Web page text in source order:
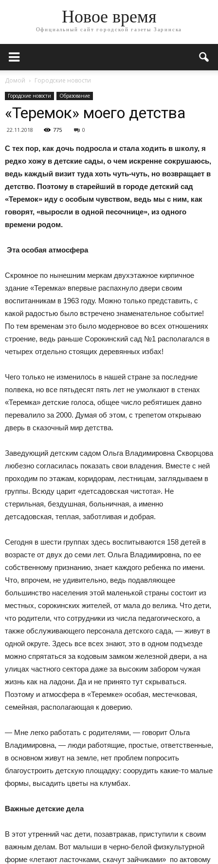
Новое время
Официальный сайт городской газеты Заринска
Домой Городские новости
Городские новости Образование
«Теремок» моего детства
22.11.2018 775 0
С тех пор, как дочь подросла и стала ходить в школу, я
редко хожу в детские сады, о чем искренне сокрушаюсь,
ведь каждый визит туда хоть чуть-чуть, но возвращает в
детство. Поэтому в старейший в городе детский сад
«Теремок» иду с особым чувством, ведь мы с ним, как
говорят, «выросли в одной песочнице», из одного
времени родом.
Эта особая атмосфера
Скромное по нынешним меркам двухэтажное кирпичное
здание «Теремка» впервые распахнуло двери своим
воспитанникам в 1963 году. Можно только представить, с
какой радостью было встречено знаменательное событие!
По тем временам это было модерновое во всех отношениях
строение, ведь раньше Сорокинский сад №1 располагался в
четырех отдельно стоящих деревянных избах!
Чего только не изменилось в нашей стране за последние
полвека, но все пятьдесят пять лет не умолкают в стенах
«Теремка» детские голоса, общее число ребятишек давно
перевалило за 2000. Думая об этом, с трепетом открываю
дверь в сказочный мир детства.
Заведующий детским садом Ольга Владимировна Скворцова
любезно согласилась показать свои владения. Вместе с ней
проходим по этажам, коридорам, лестницам, заглядываем в
группы. Всюду царит «детсадовская чистота». Не
стерильная, бездушная, больничная, а именно
детсадовская, теплая, заботливая и добрая.
Сегодня в шести группах здесь воспитываются 158 детей в
возрасте от двух до семи лет. Ольга Владимировна, по ее
собственному признанию, знает каждого ребенка по имени.
Что, впрочем, не удивительно, ведь подавляющее
большинство населения этой маленькой страны состоит из
местных, сорокинских жителей, от мала до велика. Что дети,
что родители, что сотрудники из числа педагогического, а
также обслуживающего персонала детского сада, — живут в
одной округе. Здесь все всех знают, это в одном подъезде
можно спрятаться за кодовым замком железной двери, а на
улицах частного сектора даже за высоким забором чужая
жизнь как на ладони. Да и не принято тут скрываться.
Поэтому и атмосфера в «Теремке» особая, местечковая,
семейная, располагающая к доверию.
— Мне легко работать с родителями, — говорит Ольга
Владимировна, — люди работящие, простые, ответственные,
в основном живут на земле, нет проблем попросить
благоустроить детскую площадку: соорудить какие-то малые
формы, высадить цветы на клумбах.
Важные детские дела
В этот утренний час дети, позавтракав, приступили к своим
важным делам. Вот малыши в черно-белой физкультурной
форме «летают ласточками, скачут зайчиками» по актовому